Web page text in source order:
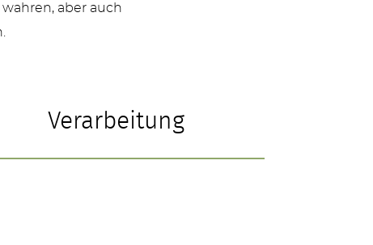
aber auch
Verarbeitung